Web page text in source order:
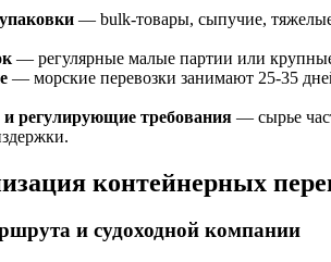
— bulk-товары, сыпучие,
— регулярные малые партии или
— морские перевозки занимают 25-35
регулирующие требования — сырье
контейнерных
и судоходной компании